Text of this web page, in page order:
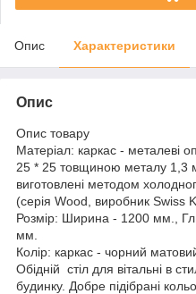
Опис Характеристики
Опис
Опис товару
Матеріал: каркас - металеві
25 * 25 товщиною металу 1,3
виготовлені методом
(серія Wood, виробник Swiss
Розмір: Ширина - 1200 мм.,
мм.
Колір: каркас - чорний
Обідній стіл для вітальні в
будинку. Добре підібрані